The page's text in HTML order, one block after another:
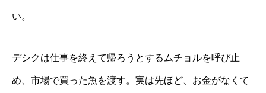
い。
デシクは仕事を終えて帰ろうとするムチョルを呼び止
め、市場で買った魚を渡す。実は先ほど、お金がなくて